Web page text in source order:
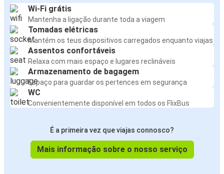
Wi-Fi grátis
Mantenha a ligação durante toda a viagem
Tomadas elétricas
Mantém os teus dispositivos carregados enquanto viajas
Assentos confortáveis
Relaxa com mais espaço e lugares reclináveis
Armazenamento de bagagem
Espaço para guardar os pertences em segurança
WC
Convenientemente disponível em todos os FlixBus
É a primeira vez que viajas connosco?
Mais informação sobre o nosso serviço